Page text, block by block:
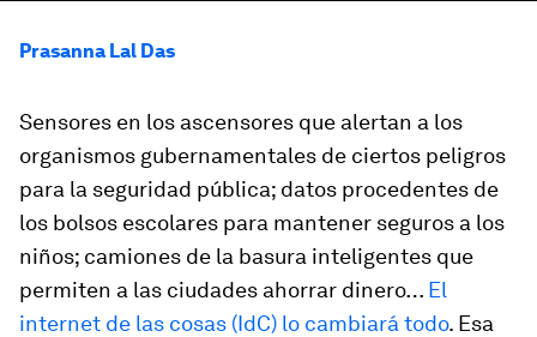
Prasanna Lal Das
Sensores en los ascensores que alertan a los
organismos gubernamentales de ciertos peligros
para la seguridad pública; datos procedentes de
los bolsos escolares para mantener seguros a los
niños; camiones de la basura inteligentes que
permiten a las ciudades ahorrar dinero… El
internet de las cosas (IdC) lo cambiará todo. Esa